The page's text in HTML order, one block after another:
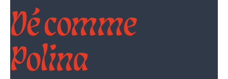
Dé comme
Polina